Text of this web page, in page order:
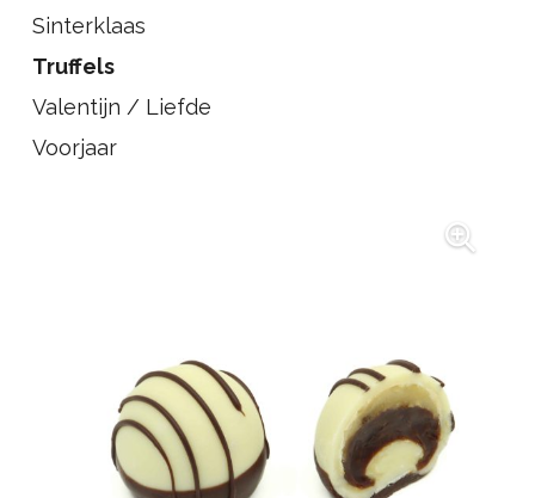
Sinterklaas
Truffels
Valentijn / Liefde
Voorjaar